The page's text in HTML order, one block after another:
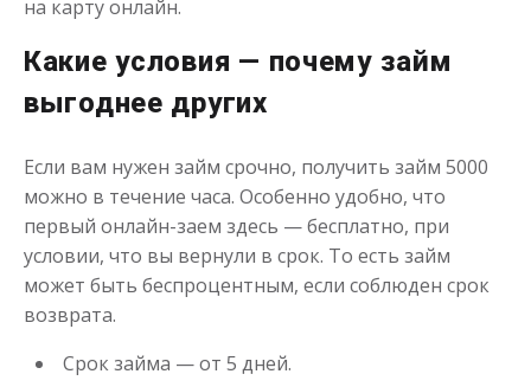
Срок от 1до 21 дня
Получить
на карту онлайн.
Какие условия — почему займ
выгоднее других
Если вам нужен займ срочно, получить займ 5000
можно в течение часа. Особенно удобно, что
первый онлайн-заем здесь — бесплатно, при
условии, что вы вернули в срок. То есть займ
может быть беспроцентным, если соблюден срок
возврата.
Срок займа — от 5 дней.